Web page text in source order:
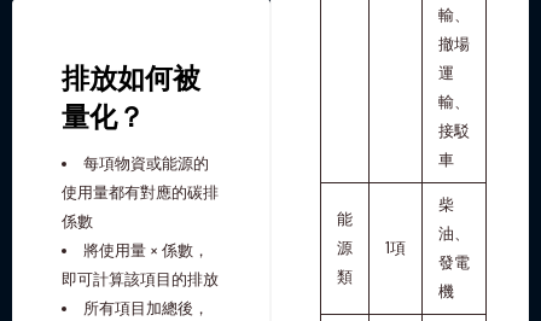
排放如何被
量化？
每項物資或能源的
使用量都有對應的碳排
係數
將使用量 × 係數，
即可計算該項目的排放
所有項目加總後，
輸、
撤場
運
輸、
接駁
車
能
源
類
1項
柴
油、
發電
機